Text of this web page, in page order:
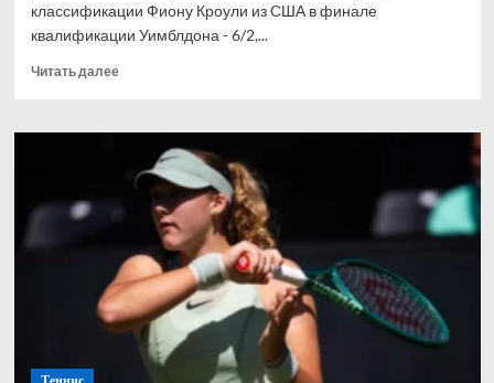
классификации Фиону Кроули из США в финале
квалификации Уимблдона - 6/2,...
Читать далееПрочитать
Уимблдон.
Корнеева
впервые
вышла
основную
сетку
турнира